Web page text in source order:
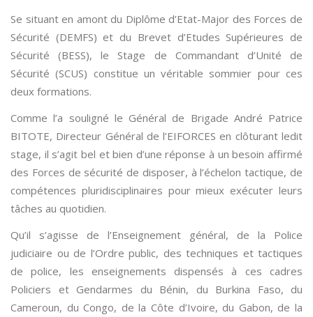
Se situant en amont du Diplôme d’Etat-Major des Forces de
Sécurité (DEMFS) et du Brevet d’Etudes Supérieures de
Sécurité (BESS), le Stage de Commandant d’Unité de
Sécurité (SCUS) constitue un véritable sommier pour ces
deux formations.
Comme l’a souligné le Général de Brigade André Patrice
BITOTE, Directeur Général de l’EIFORCES en clôturant ledit
stage, il s’agit bel et bien d’une réponse à un besoin affirmé
des Forces de sécurité de disposer, à l’échelon tactique, de
compétences pluridisciplinaires pour mieux exécuter leurs
tâches au quotidien.
Qu’il s’agisse de l’Enseignement général, de la Police
judiciaire ou de l’Ordre public, des techniques et tactiques
de police, les enseignements dispensés à ces cadres
Policiers et Gendarmes du Bénin, du Burkina Faso, du
Cameroun, du Congo, de la Côte d’Ivoire, du Gabon, de la